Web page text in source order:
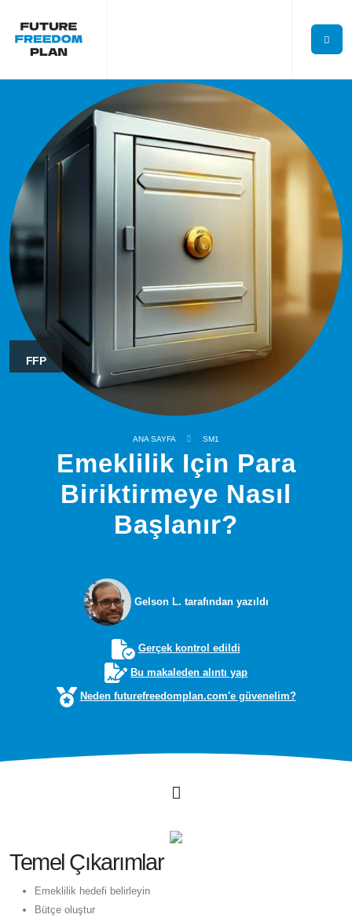
FFP
ANA SAYFA SM1
Emeklilik Için Para
Biriktirmeye Nasıl
Başlanır?
Gelson L. tarafından yazıldı
Gerçek kontrol edildi
Bu makaleden alıntı yap
Neden futurefreedomplan.com'e güvenelim?
Temel Çıkarımlar
Emeklilik hedefi belirleyin
Bütçe oluştur